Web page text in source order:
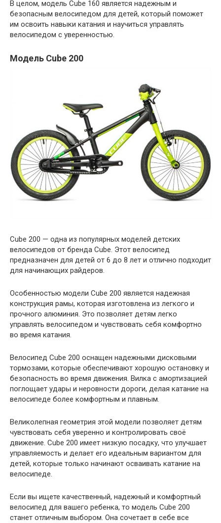
В целом, модель Cube 160 является надежным и
безопасным велосипедом для детей, который поможет
им освоить навыки катания и научиться управлять
велосипедом с уверенностью.
Модель Cube 200
Cube 200 — одна из популярных моделей детских
велосипедов от бренда Cube. Этот велосипед
предназначен для детей от 6 до 8 лет и отлично подходит
для начинающих райдеров.
Особенностью модели Cube 200 является надежная
конструкция рамы, которая изготовлена из легкого и
прочного алюминия. Это позволяет детям легко
управлять велосипедом и чувствовать себя комфортно
во время катания.
Велосипед Cube 200 оснащен надежными дисковыми
тормозами, которые обеспечивают хорошую остановку и
безопасность во время движения. Вилка с амортизацией
поглощает удары и неровности дороги, делая катание на
велосипеде более комфортным и плавным.
Великолепная геометрия этой модели позволяет детям
чувствовать себя уверенно и контролировать своё
движение. Cube 200 имеет низкую посадку, что улучшает
управляемость и делает его идеальным вариантом для
детей, которые только начинают осваивать катание на
велосипеде.
Если вы ищете качественный, надежный и комфортный
велосипед для вашего ребенка, то модель Cube 200
станет отличным выбором. Она сочетает в себе все